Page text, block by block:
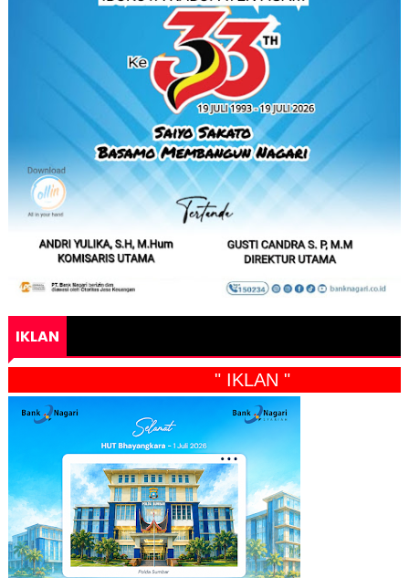
IKLAN
" IKLAN "